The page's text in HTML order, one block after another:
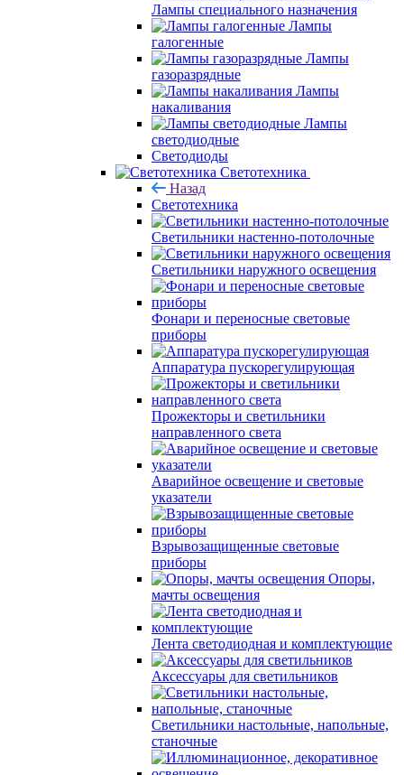
Лампы специального назначения
Лампы
галогенные
Лампы
газоразрядные
Лампы
накаливания
Лампы
светодиодные
Светодиоды
Светотехника
Назад
Светотехника
Светильники настенно-потолочные
Светильники наружного освещения
Фонари и переносные световые
приборы
Аппаратура пускорегулирующая
Прожекторы и светильники
направленного света
Аварийное освещение и световые
указатели
Взрывозащищенные световые
приборы
Опоры,
мачты освещения
Лента светодиодная и комплектующие
Аксессуары для светильников
Светильники настольные, напольные,
станочные